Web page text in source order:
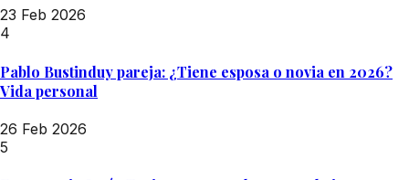
23 Feb 2026
4
Pablo Bustinduy pareja: ¿Tiene esposa o novia en 2026?
Vida personal
26 Feb 2026
5